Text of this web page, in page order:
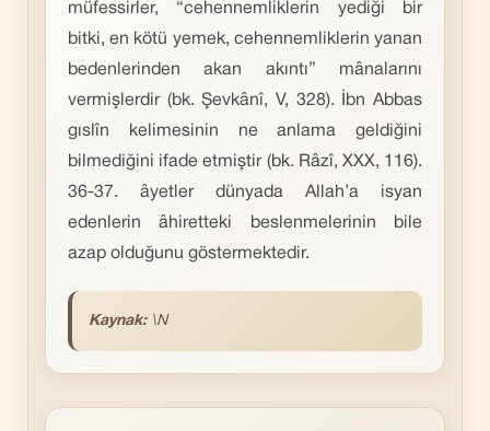
müfessirler, “cehennemliklerin yediği bir
bitki, en kötü yemek, cehennemliklerin yanan
bedenlerinden akan akıntı” mânalarını
vermişlerdir (bk. Şevkânî, V, 328). İbn Abbas
gıslîn kelimesinin ne anlama geldiğini
bilmediğini ifade etmiştir (bk. Râzî, XXX, 116).
36-37. âyetler dünyada Allah’a isyan
edenlerin âhiretteki beslenmelerinin bile
azap olduğunu göstermektedir.
Kaynak: \N